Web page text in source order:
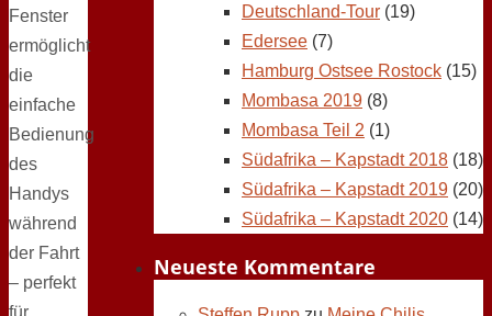
Fenster
ermöglicht
die
einfache
Bedienung
des
Handys
während
der Fahrt
– perfekt
für
Deutschland-Tour (19)
Edersee (7)
Hamburg Ostsee Rostock (15)
Mombasa 2019 (8)
Mombasa Teil 2 (1)
Südafrika – Kapstadt 2018 (18)
Südafrika – Kapstadt 2019 (20)
Südafrika – Kapstadt 2020 (14)
Neueste Kommentare